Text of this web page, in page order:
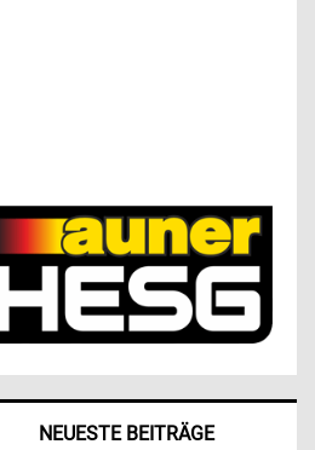
NEUESTE BEITRÄGE